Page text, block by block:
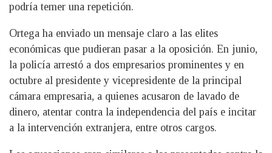
podría temer una repetición.
Ortega ha enviado un mensaje claro a las elites
económicas que pudieran pasar a la oposición. En junio,
la policía arrestó a dos empresarios prominentes y en
octubre al presidente y vicepresidente de la principal
cámara empresaria, a quienes acusaron de lavado de
dinero, atentar contra la independencia del país e incitar
a la intervención extranjera, entre otros cargos.